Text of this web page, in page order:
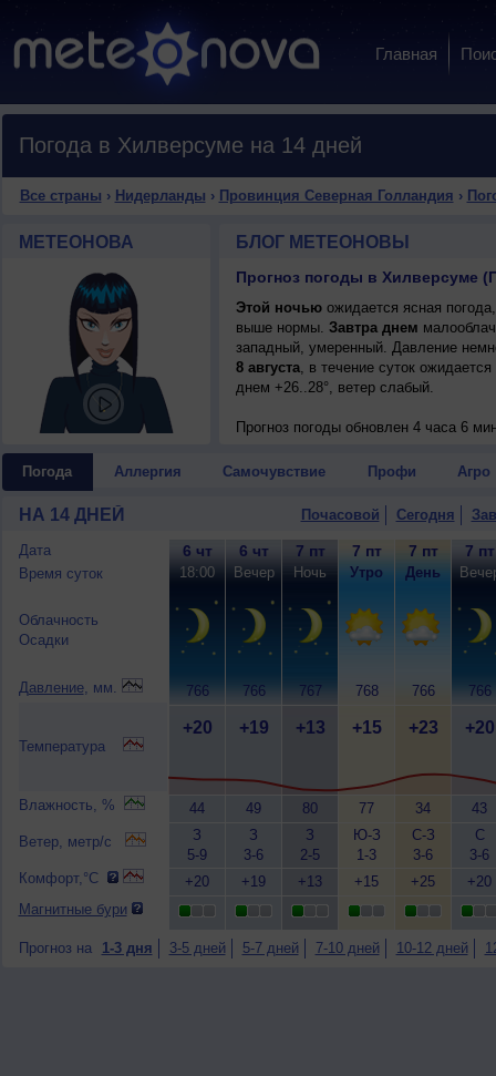
Главная
Погода в Хилверсуме на 14 дней
Все страны › Нидерланды › Провинция Северная Голландия ›
МЕТЕОНОВА БЛОГ МЕТЕОНОВЫ
Этой ночьюожидается ясная
выше нормы. Завтра днем
западный, умеренный. Давление
8 августа, в течение суток
днем +26..28°, ветер слабый.
Прогноз погоды обновлен 4 часа 6
Погода Аллергия Самочувствие Профи Агро
НА 14 ДНЕЙ Почасовой Сегодня
Дата
Время суток
Облачность
Осадки
Давление, мм.
Температура
Влажность, %
Ветер, метр/с
Комфорт,°C
Магнитные бури
6 чт
18:00
766
+20
44
З
5-9
+20
6 чт
Вечер
766
+19
49
З
3-6
+19
7 пт
Ночь
767
+13
80
З
2-5
+13
7 пт
Утро
768
+15
77
Ю-З
1-3
+15
7 пт
День
766
+23
34
С-З
3-6
+25
7 пт
766
+20
43
С
3-6
+20
Прогноз на 1-3 дня 3-5 дней 5-7 дней 7-10 дней 10-12 дней